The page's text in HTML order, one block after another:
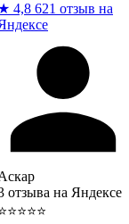
4,8 621 отзыв на
отзыва на Яндексе